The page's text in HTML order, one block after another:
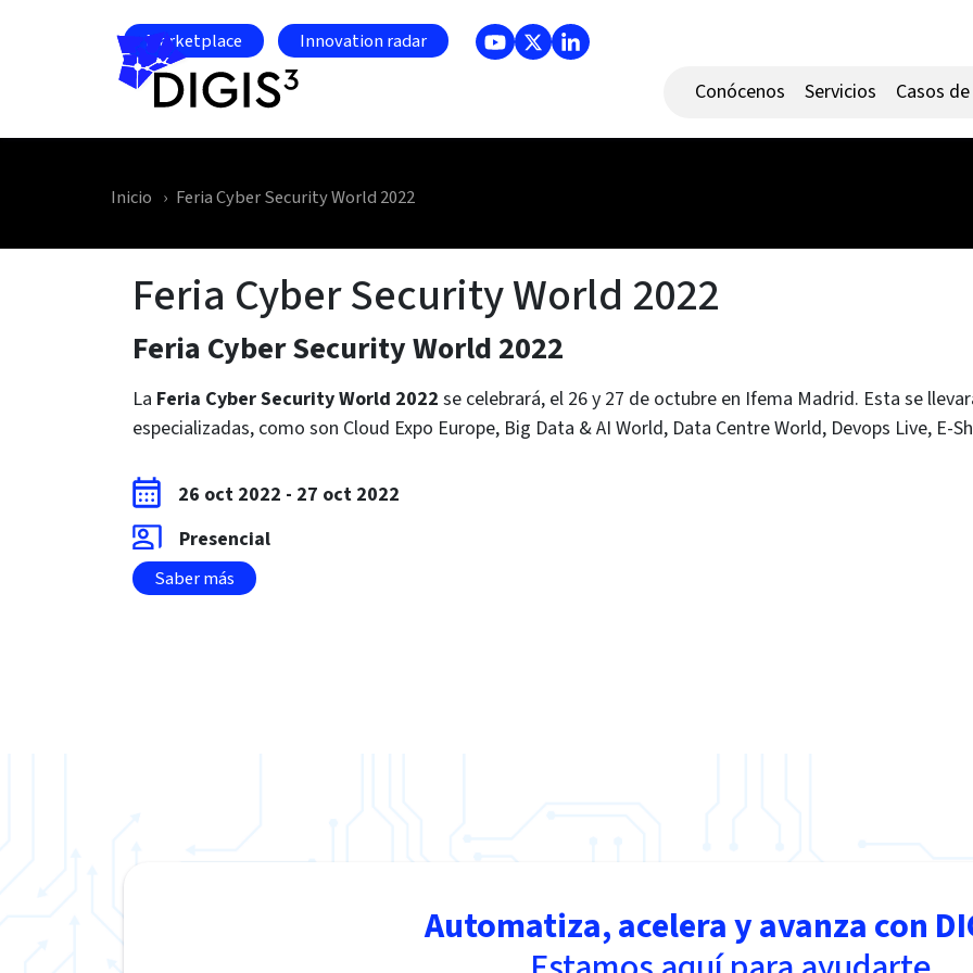
Marketplace Innovation radar
Conócenos Servicios Casos
Inicio Feria Cyber Security World 2022
Feria Cyber Security World 2022
Feria Cyber Security World 2022
La Feria Cyber Security World 2022 se celebrará, el 26 y 27 de octubre en Ifema Madrid. Esta se
especializadas, como son Cloud Expo Europe, Big Data & AI World, Data Centre World, Devops Live,
26 oct 2022 - 27 oct 2022
Presencial
Saber más
Automatiza, acelera y avanza con